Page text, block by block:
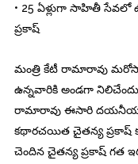
• 25 ఏళ్లుగా సాహితీ సేవలో
ప్రకాష్
మంత్రి కేటీ రామారావు
ఉన్నవారికి అండగా
రామారావు ఈసారి దయనీయ
కథారచయిత చైతన్య ప్రకాష్
చెందిన చైతన్య ప్రకాష్ గత